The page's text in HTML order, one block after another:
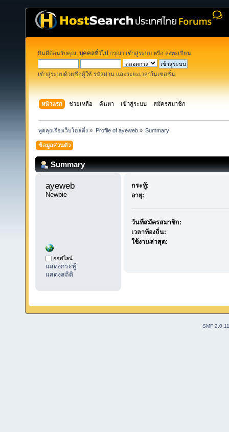
ยินดีต้อนรับคุณ, บุคคลทั่วไป กรุณา เข้าสู่ระบบ หรือ ลงทะเบียน
เข้าสู่ระบบด้วยชื่อผู้ใช้ รหัสผ่าน และระยะเวลาในเซสชั่น
หน้าแรก ช่วยเหลือ ค้นหา เข้าสู่ระบบ สมัครสมาชิก
พูดคุยเรื่องเว็บโฮสติ้ง » Profile of ayeweb» Summary
ข้อมูลส่วนตัว
Summary
ayeweb
Newbie
ออฟไลน์
แสดงกระทู้
แสดงสถิติ
กระทู้:
อายุ:
วันที่สมัครสมาชิก:
เวลาท้องถิ่น:
ใช้งานล่าสุด:
SMF 2.0.11